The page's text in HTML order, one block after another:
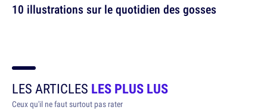
10 illustrations sur le quotidien des gosses
LES ARTICLES LES PLUS LUS
Ceux qu'il ne faut surtout pas rater